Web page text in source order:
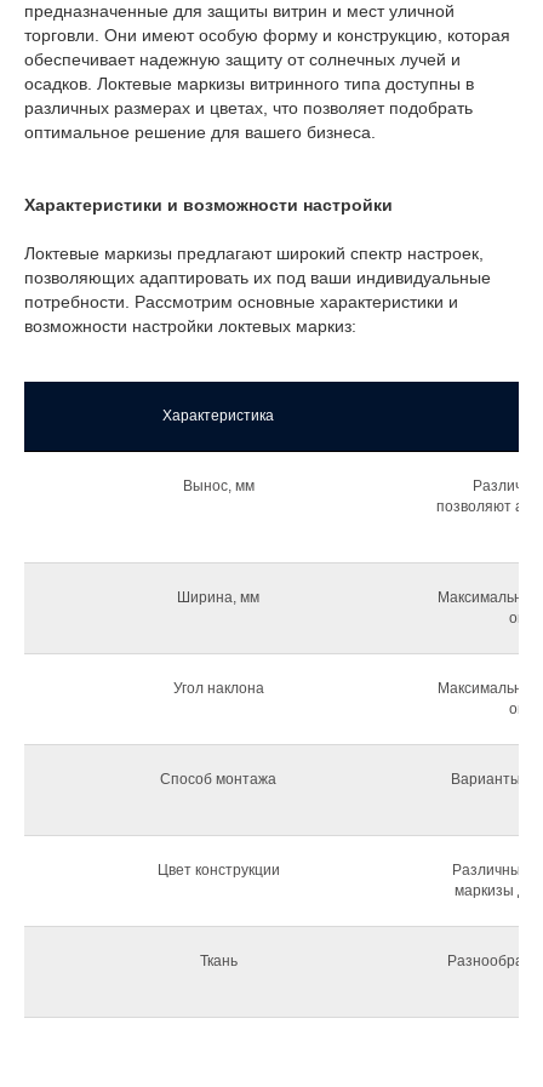
предназначенные для защиты витрин и мест уличной
торговли. Они имеют особую форму и конструкцию, которая
обеспечивает надежную защиту от солнечных лучей и
осадков. Локтевые маркизы витринного типа доступны в
различных размерах и цветах, что позволяет подобрать
оптимальное решение для вашего бизнеса.
Характеристики и возможности настройки
Локтевые маркизы предлагают широкий спектр настроек,
позволяющих адаптировать их под ваши индивидуальные
потребности. Рассмотрим основные характеристики и
возможности настройки локтевых маркиз:
Характеристика
Вынос, мм
позволяют
Ширина, мм
Угол наклона
Способ монтажа Варианты
Цвет конструкции
Различные
маркизы
Ткань